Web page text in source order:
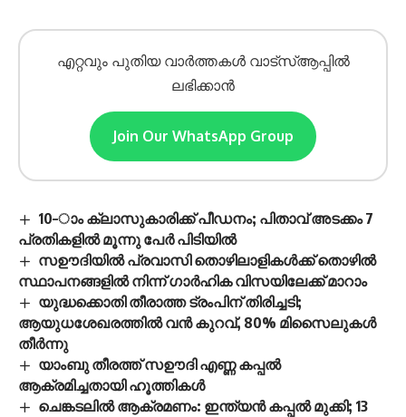
എറ്റവും പുതിയ വാർത്തകൾ വാട്സ്ആപ്പിൽ
ലഭിക്കാൻ
Join Our WhatsApp Group
10–ാം ക്ലാസുകാരിക്ക് പീഡനം; പിതാവ് അടക്കം 7
പ്രതികളിൽ മൂന്നു പേർ പിടിയിൽ
സഊദിയിൽ പ്രവാസി തൊഴിലാളികൾക്ക് തൊഴിൽ
സ്ഥാപനങ്ങളിൽ നിന്ന് ഗാർഹിക വിസയിലേക്ക് മാറാം
യുദ്ധക്കൊതി തീരാത്ത ട്രംപിന് തിരിച്ചടി;
ആയുധശേഖരത്തിൽ വൻ കുറവ്, 80% മിസൈലുകൾ
തീർന്നു
യാംബു തീരത്ത് സഊദി എണ്ണ കപ്പൽ
ആക്രമിച്ചതായി ഹൂത്തികൾ
ചെങ്കടലിൽ ആക്രമണം: ഇന്ത്യൻ കപ്പൽ മുക്കി; 13